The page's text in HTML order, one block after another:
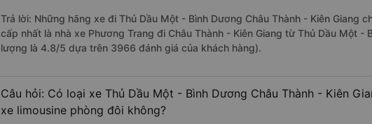
Trả lời: Những hãng xe đi Thủ Dầu Một - Bình Dương Châu Thành - Kiên Giang
cấp nhất là nhà xe Phương Trang đi Châu Thành - Kiên Giang từ Thủ Dầu Một -
lượng là 4.8/5 dựa trên 3966 đánh giá của khách hàng).
Câu hỏi: Có loại xe Thủ Dầu Một - Bình Dương Châu Thành - Kiên
xe limousine phòng đôi không?